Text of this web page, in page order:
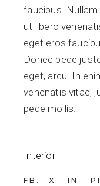
faucibus.
ut libero
eget eros
Donec pede
eget, arcu. In
venenatis vitae,
pede mollis.
Interior
FB X IN